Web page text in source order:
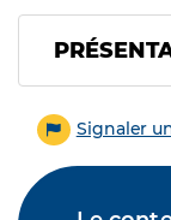
Signaler